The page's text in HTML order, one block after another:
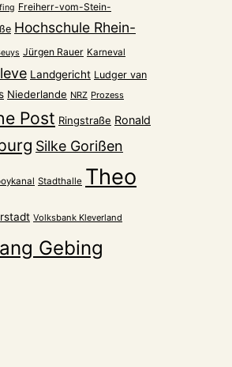
Freiherr-vom-Stein-
Hochschule Rhein-
Jürgen Rauer Karneval
Landgericht Ludger van
Niederlande NRZ Prozess
Post Ringstraße Ronald
Silke Gorißen
Stadthalle Theo
Volksbank Kleverland
Gebing